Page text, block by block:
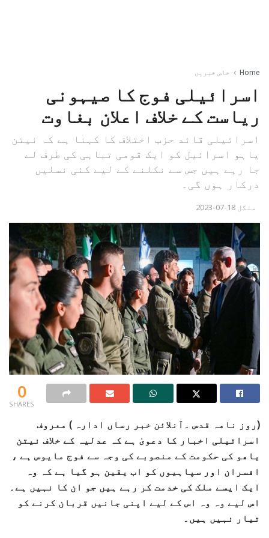
Home خاص خبریں
اسرائیلی فوج کا صیہونی
ریاست کے خلاف اعلان بغاوت
اسرائیلی قائد حزب اختلاف کا کہنا ہے کہ نیتن
یاہو اسرائیل کو ایک قومی تباہی کی طرف لے
جا رہے ہیں جس سے نکلنے کے لیے کئی نسلیں
درکار ہوں گی۔
منگل 18-07-2023
0
SHARES
(روز نامہ قدس ۔آنلائن خبر رساں ادارہ ) معروف
اسرائیلی اخبار کا دعویٰ ہے کہ عدلیہ کے خلاف نیتن
یاھو کی حکومت کے منصوبے کی وجہ سے فوج مایوس ہے ،
افسران اور سپاہیوں کو اب یقین ہو گیا ہے کہ وہ
ایک ایسے ملک کی خدمت کر رہے ہیں جو ان کا نہیں ہے۔
اس لیے وہ وہ اس کے لیے اپنی جانیں قربان کرنے کو
تیار نہیں ہیں۔